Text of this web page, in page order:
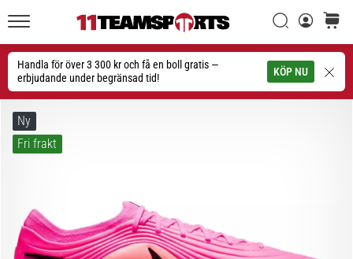
Handla för över 3 300 kr och få en boll gratis —
erbjudande under begränsad tid!
KÖP NU
Sök
Sök
1. 7. 2025
•
1 min. läsning
Play
for
More
Victories
för
dam-
EM
Ny
Fri frakt